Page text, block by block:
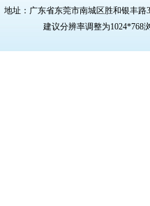
地址：广东省东莞市南城区胜和银丰路
建议分辨率调整为1024*768